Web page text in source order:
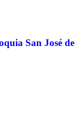
San José de